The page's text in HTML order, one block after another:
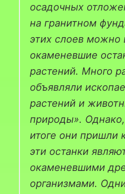
осадочных
на гранитном
этих слоев можно
окаменевшие
растений. Много
объявляли
растений и
природы».
итоге они пришли
эти останки
окаменевшими
организмами.